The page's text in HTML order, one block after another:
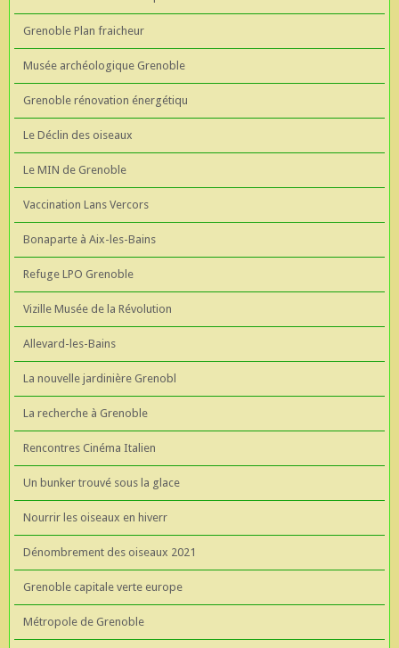
Grenoble Plan fraicheur
Musée archéologique Grenoble
Grenoble rénovation énergétiqu
Le Déclin des oiseaux
Le MIN de Grenoble
Vaccination Lans Vercors
Bonaparte à Aix-les-Bains
Refuge LPO Grenoble
Vizille Musée de la Révolution
Allevard-les-Bains
La nouvelle jardinière Grenobl
La recherche à Grenoble
Rencontres Cinéma Italien
Un bunker trouvé sous la glace
Nourrir les oiseaux en hiverr
Dénombrement des oiseaux 2021
Grenoble capitale verte europe
Métropole de Grenoble